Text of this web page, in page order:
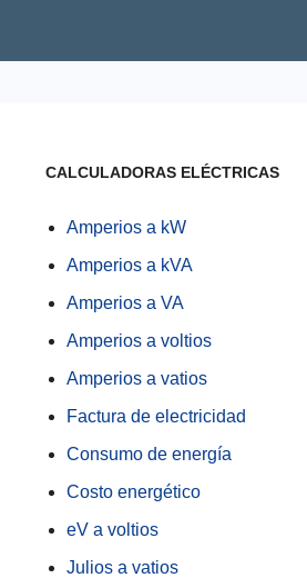
CALCULADORAS ELÉCTRICAS
Amperios a kW
Amperios a kVA
Amperios a VA
Amperios a voltios
Amperios a vatios
Factura de electricidad
Consumo de energía
Costo energético
eV a voltios
Julios a vatios